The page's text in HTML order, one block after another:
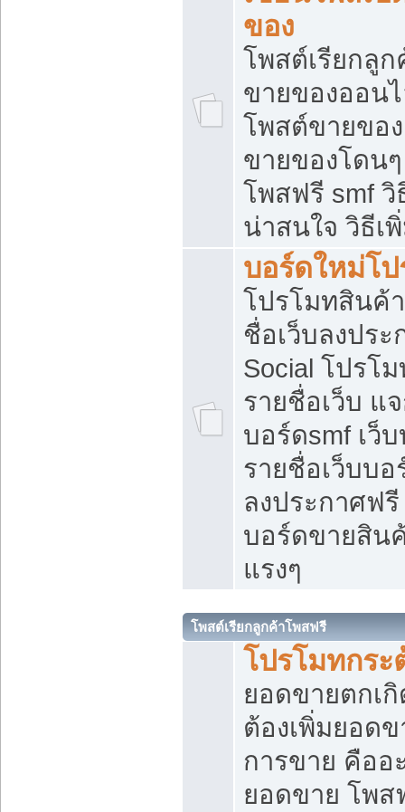
ของ
โพสต์เรียกลู
ขายของออน
โพสต์ขายขอ
ขายของโดน
โพสฟรี smf
น่าสนใจ วิธีเ
บอร์ดใหม่โ
โปรโมทสินค้
ชื่อเว็บลงปร
Social โปรโ
รายชื่อเว็บ แ
บอร์ดsmf เว็
รายชื่อเว็บบ
ลงประกาศฟรี
บอร์ดขายสิน
แรงๆ
โพสต์เรียกลูกค้าโพสฟรี
โปรโมทกร
ยอดขายตกเ
ต้องเพิ่มยอด
การขาย คืออ
ยอดขาย โพส